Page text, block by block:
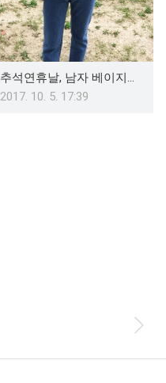
추석연휴날, 남자 베이지자켓 코디로 나들이
2017. 10. 5. 17:39